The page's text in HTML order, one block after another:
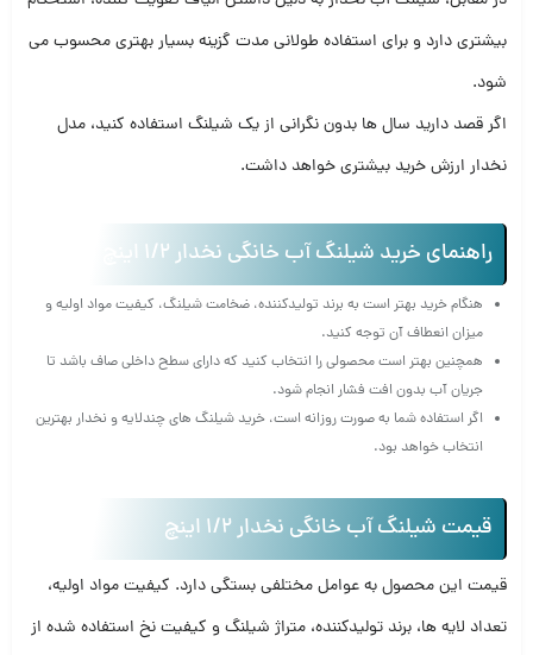
بیشتری دارد و برای استفاده طولانی مدت گزینه بسیار بهتری محسوب می
شود.
اگر قصد دارید سال ها بدون نگرانی از یک شیلنگ استفاده کنید، مدل
نخدار ارزش خرید بیشتری خواهد داشت.
راهنمای خرید شیلنگ آب خانگی نخدار 1/2 اینچ
هنگام خرید بهتر است به برند تولیدکننده، ضخامت شیلنگ، کیفیت مواد اولیه و
میزان انعطاف آن توجه کنید.
همچنین بهتر است محصولی را انتخاب کنید که دارای سطح داخلی صاف باشد تا
جریان آب بدون افت فشار انجام شود.
اگر استفاده شما به صورت روزانه است، خرید شیلنگ های چندلایه و نخدار بهترین
انتخاب خواهد بود.
قیمت شیلنگ آب خانگی نخدار 1/2 اینچ
قیمت این محصول به عوامل مختلفی بستگی دارد. کیفیت مواد اولیه،
تعداد لایه ها، برند تولیدکننده، متراژ شیلنگ و کیفیت نخ استفاده شده از